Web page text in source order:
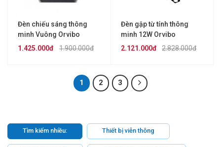
Đèn chiếu sáng thông
minh Vuông Orvibo
DT60Z07C
1.900.000đ
1.425.000đ
Đèn gập từ tính thông
minh 12W Orvibo
DG10Z12B
2.828.000đ
2.121.000đ
1 2 3
Tìm kiếm nhiều: Thiết bị viễn thông